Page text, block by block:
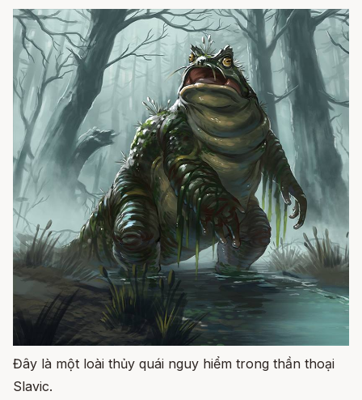
Đây là một loài thủy quái nguy hiểm trong thần thoại
Slavic.